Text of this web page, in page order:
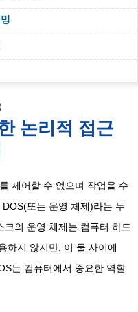
논리적 접근
제어할 수 없으며 작업을 수
또는 운영 체제)라는 두
의 운영 체제는 컴퓨터 하드
하지 않지만, 이 둘 사이에
는 컴퓨터에서 중요한 역할